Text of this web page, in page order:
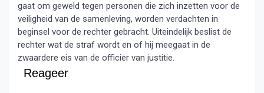
gaat om geweld tegen personen die zich inzetten voor de
veiligheid van de samenleving, worden verdachten in
beginsel voor de rechter gebracht. Uiteindelijk beslist de
rechter wat de straf wordt en of hij meegaat in de
zwaardere eis van de officier van justitie.
Reageer